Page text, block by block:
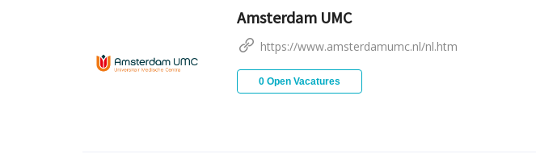
Amsterdam UMC
https://www.amsterdamumc.nl/nl.htm
0 Open Vacatures